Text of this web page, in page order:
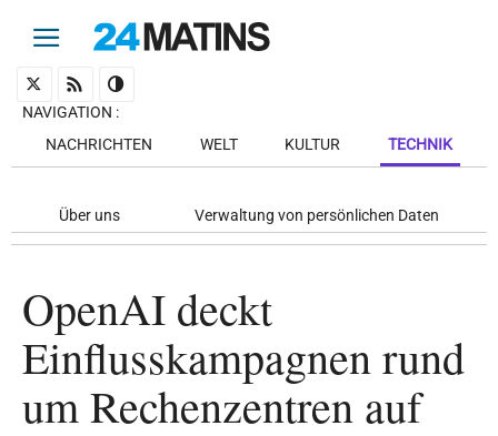
NAVIGATION :
NACHRICHTEN
WELT KULTUR TECHNIK
Über uns Verwaltung von persönlichen Daten
OpenAI deckt
Einflusskampagnen rund
um Rechenzentren auf